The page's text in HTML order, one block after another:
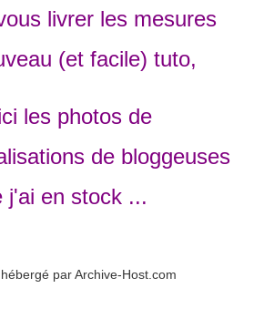
livrer les mesures
(et facile) tuto,
les photos de
de bloggeuses
j'ai en stock ...